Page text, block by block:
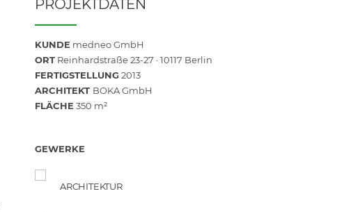
PROJEKTDATEN
KUNDE medneo GmbH
ORT Reinhardstraße 23-27 · 10117 Berlin
FERTIGSTELLUNG2013
ARCHITEKT BOKA GmbH
FLÄCHE 350 m²
GEWERKE
ARCHITEKTUR